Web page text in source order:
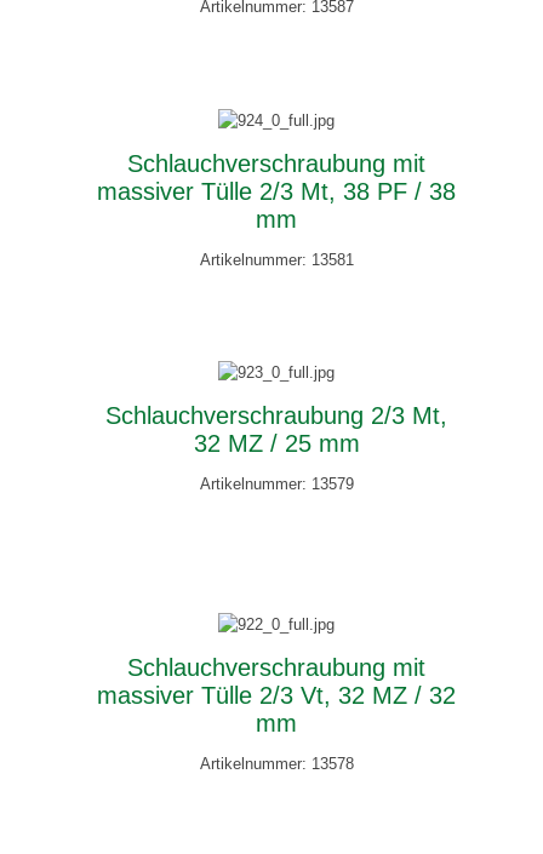
Artikelnummer: 13587
Schlauchverschraubung mit
massiver Tülle 2/3 Mt, 38 PF / 38
mm
Artikelnummer: 13581
Schlauchverschraubung 2/3 Mt,
32 MZ / 25 mm
Artikelnummer: 13579
Schlauchverschraubung mit
massiver Tülle 2/3 Vt, 32 MZ / 32
mm
Artikelnummer: 13578